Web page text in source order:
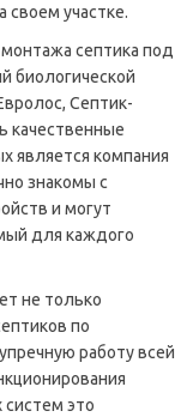
своем участке.
септика под
биологической
Септик-
качественные
является компания
знакомы с
и могут
для каждого
не только
по
работу всей
это